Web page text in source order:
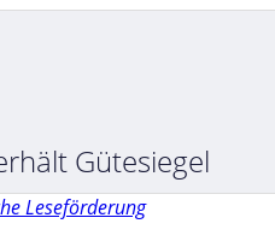
Gütesiegel